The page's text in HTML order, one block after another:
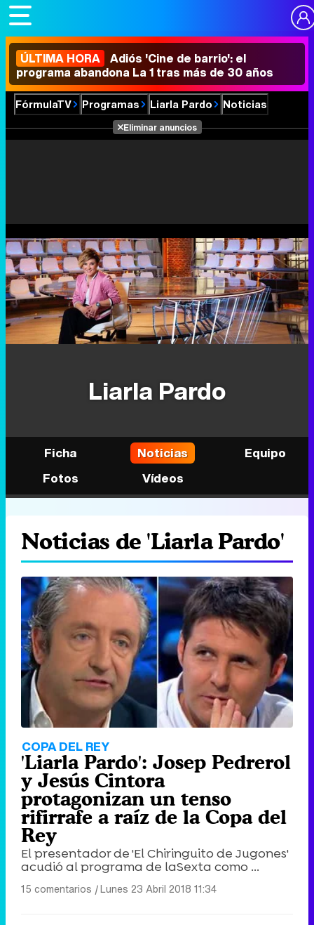
ÚLTIMA HORA Adiós 'Cine de barrio': el
programa abandona La 1 tras más de 30 años
FórmulaTV Programas Liarla Pardo Noticias
Eliminar anuncios
Liarla Pardo
Ficha Noticias
Equipo
Fotos
Vídeos
Noticias de 'Liarla Pardo'
COPA DEL REY
'Liarla Pardo': Josep Pedrerol
y Jesús Cintora
protagonizan un tenso
rifirrafe a raíz de la Copa del
Rey
El presentador de 'El Chiringuito de Jugones'
acudió al programa de laSexta como ...
15 comentarios |Lunes 23 Abril 2018 11:34